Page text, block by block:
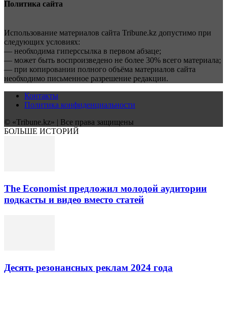
Политика сайта
Использование материалов сайта Tribune.kz допустимо при
следующих условиях:
— необходима гиперссылка в первом абзаце;
— может быть воспроизведено не более 30% всего материала;
— при копировании полного объёма материалов сайта
необходимо письменное разрешение редакции.
Контакты
Политика конфиденциальности
© «Tribune.kz» | Все права защищены
БОЛЬШЕ ИСТОРИЙ
The Economist предложил молодой аудитории
подкасты и видео вместо статей
Десять резонансных реклам 2024 года